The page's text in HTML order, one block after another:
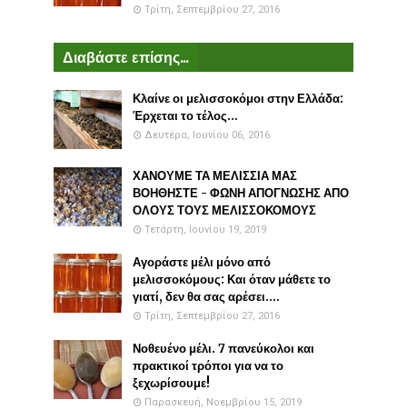
Τρίτη, Σεπτεμβρίου 27, 2016
Διαβάστε επίσης...
Κλαίνε οι μελισσοκόμοι στην Ελλάδα:
Έρχεται το τέλος...
Δευτέρα, Ιουνίου 06, 2016
ΧΑΝΟΥΜΕ ΤΑ ΜΕΛΙΣΣΙΑ ΜΑΣ
ΒΟΗΘΗΣΤΕ - ΦΩΝΗ ΑΠΟΓΝΩΣΗΣ ΑΠΟ
ΟΛΟΥΣ ΤΟΥΣ ΜΕΛΙΣΣΟΚΟΜΟΥΣ
Τετάρτη, Ιουνίου 19, 2019
Αγοράστε μέλι μόνο από
μελισσοκόμους: Και όταν μάθετε το
γιατί, δεν θα σας αρέσει....
Τρίτη, Σεπτεμβρίου 27, 2016
Νοθευένο μέλι. 7 πανεύκολοι και
πρακτικοί τρόποι για να το
ξεχωρίσουμε!
Παρασκευή, Νοεμβρίου 15, 2019